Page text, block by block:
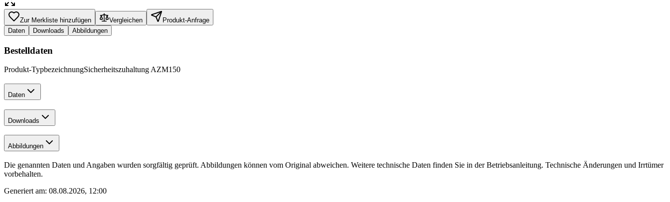
Zur Merkliste hinzufügen Vergleichen
Produkt-Anfrage
Daten
Downloads Abbildungen
Bestelldaten
Produkt-TypbezeichnungSicherheitszuhaltung AZM150
Daten
Downloads
Abbildungen
Die genannten Daten und Angaben wurden sorgfältig geprüft. Abbildungen können vom Original abweichen. Weitere technische Daten finden Sie in der Betriebsanleitung. Technische Änderungen und Irrtümer
vorbehalten.
Generiert am: 08.08.2026, 12:00